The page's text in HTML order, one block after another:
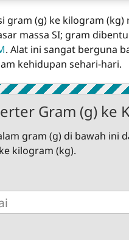
gram (g) ke kilogram
massa SI; gram
. Alat ini sangat berguna
kehidupan sehari-hari.
Gram (g) ke
gram (g) di bawah ini
kilogram (kg).